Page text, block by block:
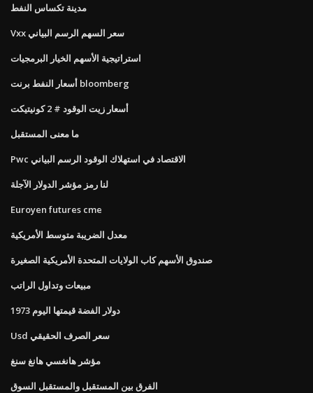
مدينة تكساس النفط
Vxx سعر السهم الرسم البياني
استراتيجية الأسهم الخيار البرمجيات
أسعار النفط برنت bloomberg
أسعار زيت الوقود # 2 كونيتيكت
ما معنى المستقبل
Pwc الاقتصاد في استهلاك الوقود الرسم البياني
لنا رمز مؤشر الدولار الآجلة
Euroyen futures cme
معدل الضريبة متوسط ​​الأمريكية
صندوق الأسهم كاب الولايات المتحدة الأمريكية الصغيرة
مبيعات وتداول الراتب
1973 دولار الفضة قيمتها اليوم
Usd سعر الصرف الحقيقي
مؤشر هانغسي هانغ سنغ
الفرق بين المستقبل والمستقبل السوق